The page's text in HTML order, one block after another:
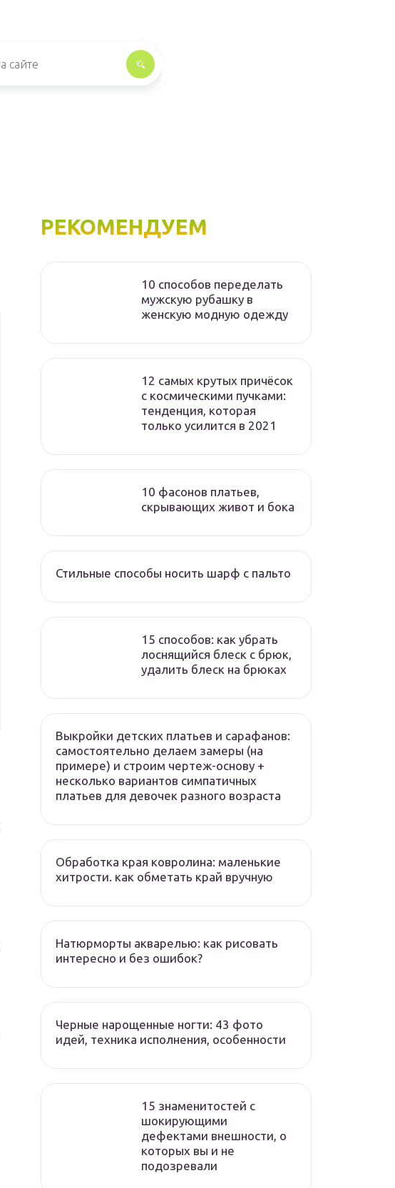
РЕКОМЕНДУЕМ
10 способов переделать
мужскую рубашку в
женскую модную одежду
12 самых крутых причёсок
с космическими пучками:
тенденция, которая
только усилится в 2021
10 фасонов платьев,
скрывающих живот и бока
Стильные способы носить шарф с пальто
15 способов: как убрать
лоснящийся блеск с брюк,
удалить блеск на брюках
Выкройки детских платьев и сарафанов:
самостоятельно делаем замеры (на
примере) и строим чертеж-основу +
несколько вариантов симпатичных
платьев для девочек разного возраста
Обработка края ковролина: маленькие
хитрости. как обметать край вручную
Натюрморты акварелью: как рисовать
интересно и без ошибок?
Черные нарощенные ногти: 43 фото
идей, техника исполнения, особенности
15 знаменитостей с
шокирующими
дефектами внешности, о
которых вы и не
подозревали